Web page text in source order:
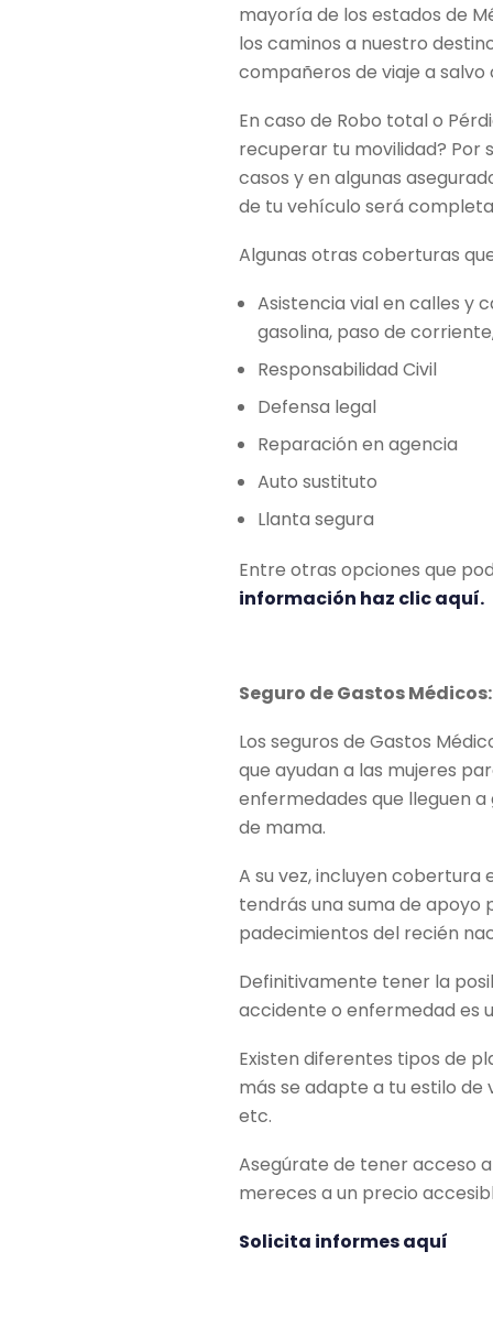
mayoría de los estados de
los caminos a nuestro
compañeros de viaje a
En caso de Robo total o
recuperar tu movilidad? Por
casos y en algunas
de tu vehículo será
Algunas otras coberturas
Asistencia vial en calles y
gasolina, paso de
Responsabilidad Civil
Defensa legal
Reparación en agencia
Auto sustituto
Llanta segura
Entre otras opciones que
información haz clic aquí.
Seguro de Gastos Médicos:
Los seguros de Gastos
que ayudan a las mujeres
enfermedades que lleguen
de mama.
A su vez, incluyen cobertura
tendrás una suma de
padecimientos del recién
Definitivamente tener la
accidente o enfermedad es
Existen diferentes tipos de
más se adapte a tu estilo de
etc.
Asegúrate de tener acceso
mereces a un precio
Solicita informes aquí